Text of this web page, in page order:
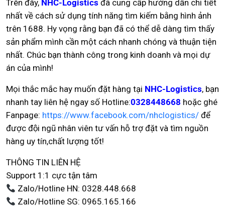
Trên đây, NHC-Logistics đã cung cấp hướng dẫn chi tiết
nhất về cách sử dụng tính năng tìm kiếm bằng hình ảnh
trên 1688. Hy vọng rằng bạn đã có thể dễ dàng tìm thấy
sản phẩm mình cần một cách nhanh chóng và thuận tiện
nhất. Chúc bạn thành công trong kinh doanh và mọi dự
án của mình!
Mọi thắc mắc hay muốn đặt hàng tại NHC-Logistics, bạn
nhanh tay liên hệ ngay số Hotline:0328448668 hoặc ghé
Fanpage: https://www.facebook.com/nhclogistics/ để
được đội ngũ nhân viên tư vấn hỗ trợ đặt và tìm nguồn
hàng uy tín,chất lượng tốt!
THÔNG TIN LIÊN HỆ
Support 1:1 cực tận tâm
Zalo/Hotline HN: 0328.448.668
Zalo/Hotline SG: 0965.165.166